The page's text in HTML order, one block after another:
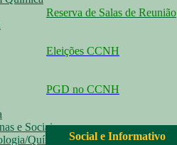
e Sociais
Química
Reserva de Salas de Reunião
Eleições CCNH
PGD no CCNH
Social e Informativo